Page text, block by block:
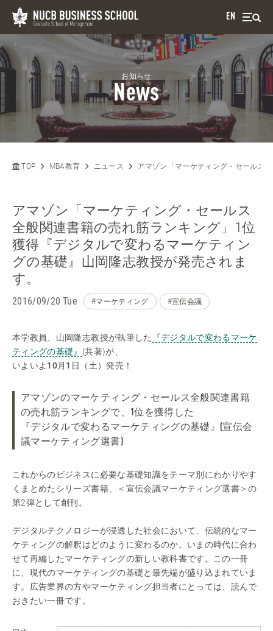
EN
お知らせ
News
TOP MBA教育 ニュース アマゾン「マーケティング・セールス
アマゾン「マーケティング・セールス
全般関連書籍の売れ筋ランキング」1位
獲得『デジタルで変わるマーケティン
グの基礎』山岡隆志教授が発売されま
す。
2016/09/20 Tue #マーケティング #宣伝会議
本学教員、山岡隆志教授が執筆した
『デジタルで変わるマーケ
ティングの基礎』 (共著)が、
いよいよ 10月1日（土）発売 ！
アマゾンのマーケティング・セールス全般関連書籍
の売れ筋ランキングで、1位を獲得した
『デジタルで変わるマーケティングの基礎』
(宣伝会
議マーケティング選書)
これからのビジネスに必要な基礎知識をテーマ別にわかりやす
くまとめたシリーズ書籍、＜宣伝会議マーケティング選書＞の
第2弾として創刊。
デジタルテクノロジーが浸透した社会において、伝統的なマー
ケティングの解釈はどのように変わるのか。いまの時代に合わ
せて再編したマーケティングの新しい教科書です。この一冊
に、現代のマーケティングの基礎と最先端が盛り込まれていま
す。広告業界の方やマーケティング担当者にとっては、読んで
おきたい一冊です。